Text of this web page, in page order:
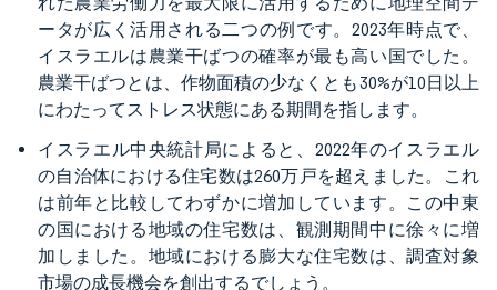
ータが広く活用される二つの例です。2023年時点で、
イスラエルは農業干ばつの確率が最も高い国でした。
農業干ばつとは、作物面積の少なくとも30%が10日以上
にわたってストレス状態にある期間を指します。
イスラエル中央統計局によると、2022年のイスラエル
の自治体における住宅数は260万戸を超えました。これ
は前年と比較してわずかに増加しています。この中東
の国における地域の住宅数は、観測期間中に徐々に増
加しました。地域における膨大な住宅数は、調査対象
市場の成長機会を創出するでしょう。